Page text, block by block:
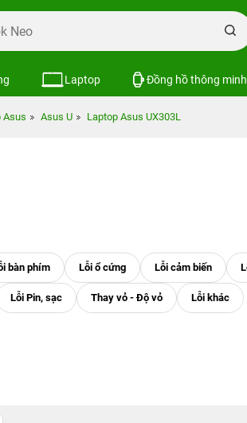
Laptop Đồng hồ thông minh
Asus Asus U Laptop Asus UX303L